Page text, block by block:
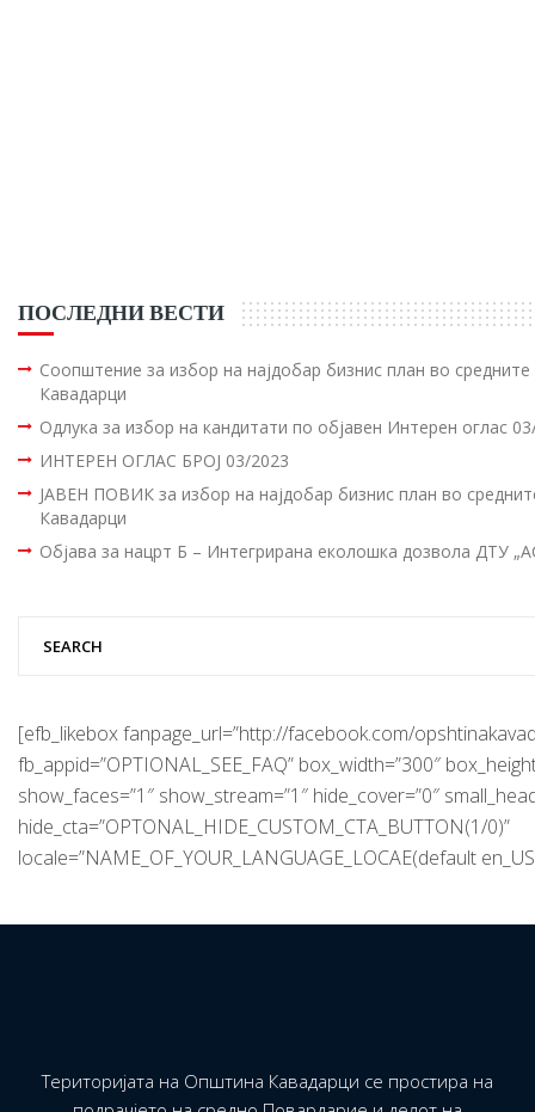
ПОСЛЕДНИ ВЕСТИ
Соопштение за избор на најдобар бизнис план во
Кавадарци
Одлука за избор на кандитати по објавен Интерен оглас
ИНТЕРЕН ОГЛАС БРОЈ 03/2023
ЈАВЕН ПОВИК за избор на најдобар бизнис план во
Кавадарци
Објава за нацрт Б – Интегрирана еколошка дозвола ДТУ
[efb_likebox fanpage_url=”http://facebook.com/
fb_appid=”OPTIONAL_SEE_FAQ” box_width=”300″
show_faces=”1″ show_stream=”1″ hide_cover=”0″
hide_cta=”OPTONAL_HIDE_CUSTOM_CTA_BUTTON(1/0)”
locale=”NAME_OF_YOUR_LANGUAGE_LOCAE(default
Територијата на Општина Кавадарци се простира на